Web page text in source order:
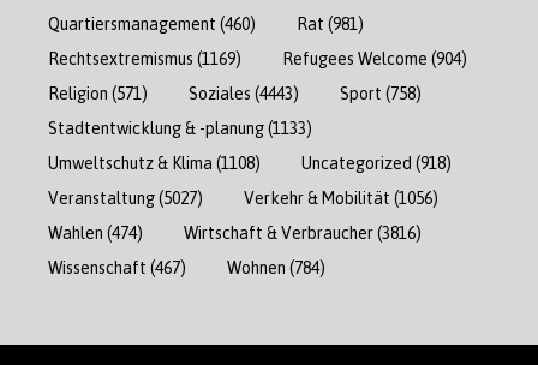
Quartiersmanagement (460) Rat (981)
Rechtsextremismus (1169) Refugees Welcome (904)
Religion (571) Soziales (4443) Sport (758)
Stadtentwicklung & -planung(1133)
Umweltschutz & Klima (1108) Uncategorized (918)
Veranstaltung(5027) Verkehr & Mobilität (1056)
Wahlen (474) Wirtschaft & Verbraucher(3816)
Wissenschaft (467) Wohnen (784)